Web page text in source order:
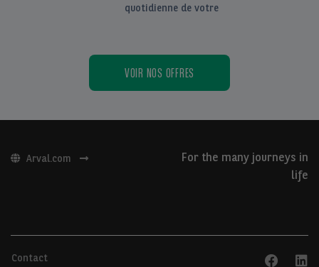
quotidienne de votre
VOIR NOS OFFRES
Arval.com
For the many journeys in
life
Contact